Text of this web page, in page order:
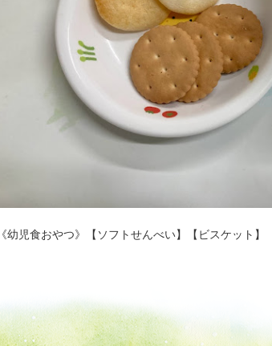
《幼児食おやつ》【ソフトせんべい】【ビスケット】